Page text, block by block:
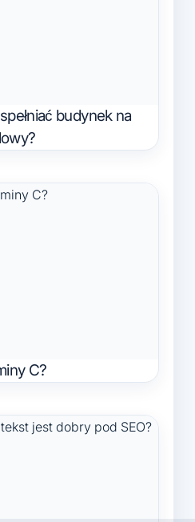
budynek na
C?